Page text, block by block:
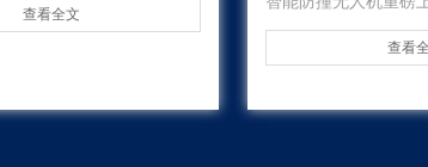
查看全文
查看